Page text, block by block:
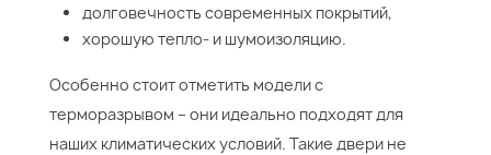
долговечность современных покрытий,
хорошую тепло- и шумоизоляцию.
Особенно стоит отметить модели с
терморазрывом – они идеально подходят для
наших климатических условий. Такие двери не